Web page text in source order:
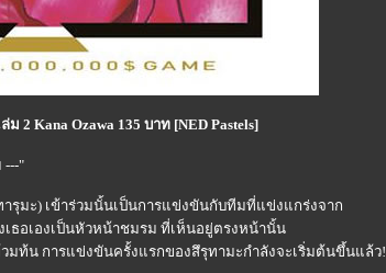
2 Kana Ozawa 135 บาท [NED Pastels]
---"
รุมะ) เข้าร่วมนั้นเป็นการแข่งขันกับทีมที่แข่งแกร่งจาก
ธอเองเป็นหัวหน้าชมรม ที่เห็นอยู่ตรงหน้านั้น
ท้น การแข่งขันครั้งแรกของสึรุทามะกำลังจะเริ่มต้นขึ้นแล้ว!